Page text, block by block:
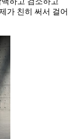
가 친히 써서 걸어